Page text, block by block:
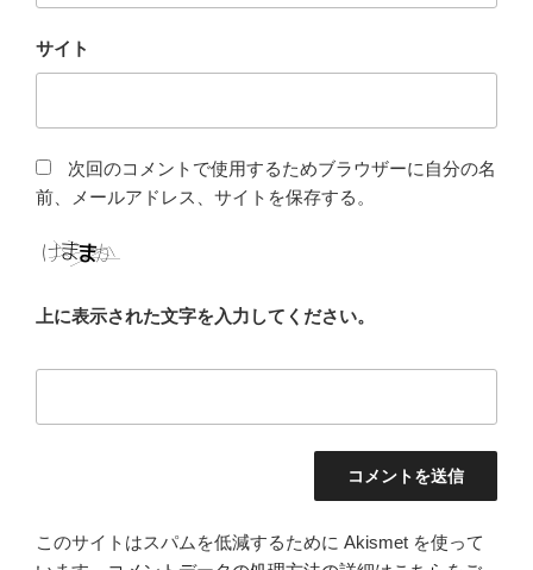
サイト
次回のコメントで使用するためブラウザーに自分の名
前、メールアドレス、サイトを保存する。
上に表示された文字を入力してください。
このサイトはスパムを低減するために Akismet を使って